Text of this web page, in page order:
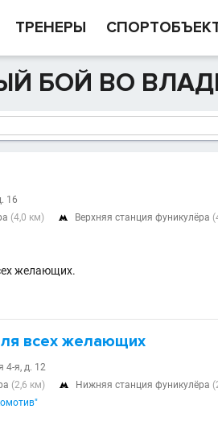
ТРЕНЕРЫ
БОЙ ВО
16
(4,0 км)  Верхняя станция фуникулёра
желающих.
всех желающих
4-я, д. 12
(2,6 км)  Нижняя станция фуникулёра